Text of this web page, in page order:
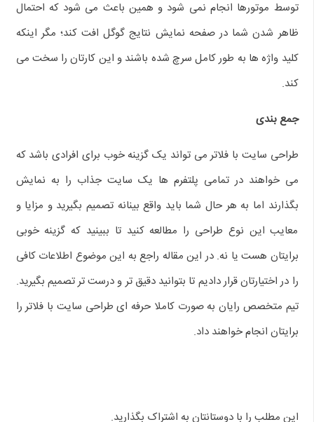
توسط موتورها انجام نمی‌ شود و همین باعث می‌ شود که احتمال
ظاهر شدن شما در صفحه نمایش نتایج گوگل افت کند؛ مگر اینکه
کلید واژه‌ ها به طور کامل سرچ شده باشند و این کارتان را سخت می‌
کند.
جمع‌ بندی
طراحی سایت با فلاتر می‌ تواند یک گزینه خوب برای افرادی باشد که
می‌ خواهند در تمامی پلتفرم‌ ها یک سایت جذاب را به نمایش
بگذارند اما به هر حال شما باید واقع بینانه تصمیم بگیرید و مزایا و
معایب این نوع طراحی را مطالعه کنید تا ببینید که گزینه خوبی
برایتان هست یا نه. در این مقاله راجع به این موضوع اطلاعات کافی
را در اختیارتان قرار دادیم تا بتوانید دقیق‌ تر و درست‌ تر تصمیم بگیرید.
تیم متخصص رایان به صورت کاملا حرفه ای طراحی سایت با فلاتر را
برایتان انجام خواهند داد.
این مطلب را با دوستانتان به اشتراک بگذارید.